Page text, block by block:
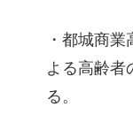
・都城商
よる高齢者
る。